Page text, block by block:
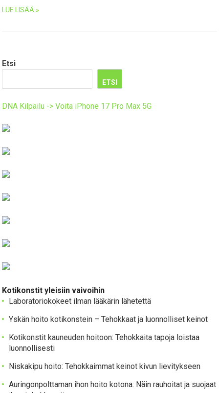
LUE LISÄÄ »
Etsi
ETSI
DNA Kilpailu -> Voita iPhone 17 Pro Max 5G
Kotikonstit yleisiin vaivoihin
Laboratoriokokeet ilman lääkärin lähetettä
Yskän hoito kotikonstein – Tehokkaat ja luonnolliset keinot
Kotikonstit kauneuden hoitoon: Tehokkaita tapoja loistaa
luonnollisesti
Niskakipu hoito: Tehokkaimmat keinot kivun lievitykseen
Auringonpolttaman ihon hoito kotona: Näin rauhoitat ja suojaat